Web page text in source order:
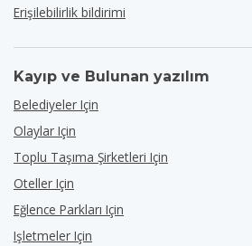
Erişilebilirlik bildirimi
Kayıp ve Bulunan yazılım
Belediyeler Için
Olaylar Için
Toplu Taşıma Şirketleri Için
Oteller Için
Eğlence Parkları Için
Işletmeler Için